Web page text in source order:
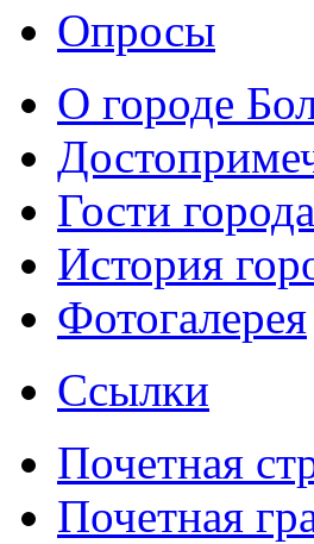
Опросы
О городе
Гости города
История
Фотогалерея
Ссылки
Почетная
Почетная